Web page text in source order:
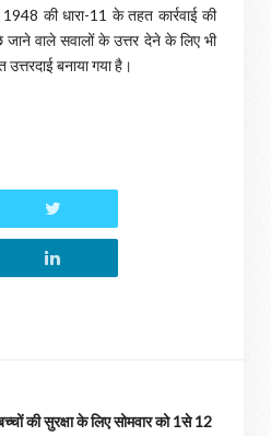
की धारा-11 के तहत कार्रवाई की
वाले सवालों के उत्तर देने के लिए भी
बनाया गया है।
की सुरक्षा के लिए सोमवार को 1से 12